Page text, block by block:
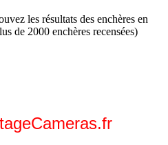
les résultats des enchères en
de 2000 enchères recensées)